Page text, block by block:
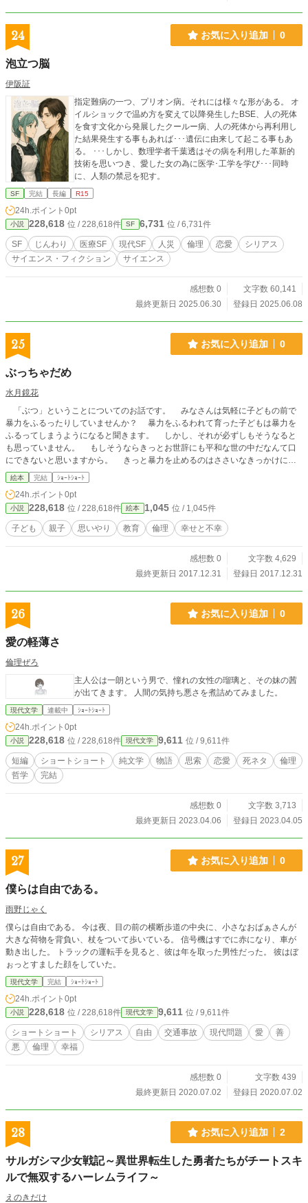
24 お気に入り追加 0
泡立つ脳
伊阪証
指定難病の一つ、プリオン病。それには様々な形がある。 オ
イルショックで温め方を変えて以降発生したBSE、人の死体
を食す文化から発展したクールー病、人の死体から再利用し
た結果発生する事もあれば･･･遺伝に由来して起こる事もあ
る。 ･･･しかし、数理学者千葉透はその病を利用した革新的
技術を思いつき、愛した女の為に医学･工学を学び･･･同時
に、人類の禁忌を犯す。
SF 完結 長編 R15
24h.ポイント 0pt
小説 228,618 位 / 228,618件 SF 6,731 位 / 6,731件
SF じんわり 医療SF 現代SF 人災 倫理 恋愛
シリアス
サイエンス・フィクション
サイエンス
感想数 0
文字数 60,141
最終更新日 2025.06.30
登録日 2025.06.08
25 お気に入り追加 0
ぶっちゃだめ
水月鏡花
「ぶつ」ということについてのお話です。 みなさんは気軽に子どもの前で
暴力をふるったりしていませんか？ 暴力をふるわれて育った子どもは暴力を
ふるってしまうようになると聞きます。 しかし、それが必ずしもそうなると
も思っていません。 もしそうならきっとお世辞にも平和な世の中だなんて口
にできないと思いますから。 きっと暴力を止めるのはささいなきっかけにす
ぎないでしょう。 子どもは子ども故になんでも真っ直ぐに受け止めてしまい
ます。 だからこそ、なぜ「ぶつ」ことがだめなのか、 どうしてしてはいけ
ないのかを教え、伝えたい。 二度目になりますが、これはそういうお話で
す。
絵本 完結 ｼｮｰﾄｼｮｰﾄ
24h.ポイント 0pt
小説 228,618 位 / 228,618件 絵本 1,045 位 / 1,045件
子ども 親子 思いやり 教育 倫理 幸せと不幸
感想数 0
文字数 4,629
最終更新日 2017.12.31
登録日 2017.12.31
26 お気に入り追加 0
愛の軽薄さ
倫理ぜろ
主人公は一朗という男で、憧れの女性の瑠璃と、その妹の茜
が出てきます。 人間の気持ち悪さを煮詰めてみました。
現代文学 連載中 ｼｮｰﾄｼｮｰﾄ
24h.ポイント 0pt
小説 228,618 位 / 228,618件 現代文学 9,611 位 / 9,611件
短編 ショートショート 純文学 物語 思索 恋愛 死ネタ
倫理
哲学
完結
感想数 0
文字数 3,713
最終更新日 2023.04.06
登録日 2023.04.05
27 お気に入り追加 0
僕らは自由である。
雨野じゃく
僕らは自由である。 今は夜、目の前の横断歩道の中央に、小さなおばぁさんが
大きな荷物を背負い、杖をついて歩いている。 信号機はすでに赤になり、車が
動き出した。 トラックの運転手を見ると、彼は年を取った男性だった。 彼はぼ
ぉっとすました顔をしていた。
現代文学 完結 ｼｮｰﾄｼｮｰﾄ
24h.ポイント 0pt
小説 228,618 位 / 228,618件 現代文学 9,611 位 / 9,611件
ショートショート シリアス 自由 交通事故 現代問題 愛
善
悪
倫理 幸福
感想数 0
文字数 439
最終更新日 2020.07.02
登録日 2020.07.02
28 お気に入り追加 2
サルガシマ少女戦記～異世界転生した勇者たちがチートスキ
ルで無双するハーレムライフ～
えのきだけ